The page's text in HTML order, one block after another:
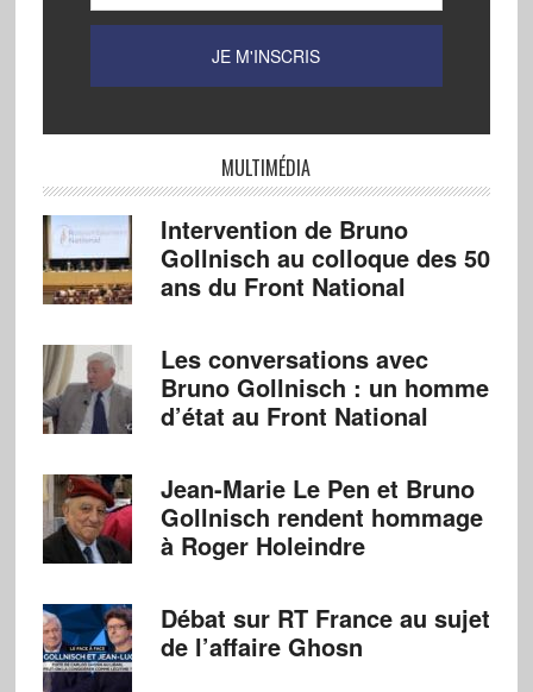
MULTIMÉDIA
Intervention de Bruno
Gollnisch au colloque des 50
ans du Front National
Les conversations avec
Bruno Gollnisch : un homme
d’état au Front National
Jean-Marie Le Pen et Bruno
Gollnisch rendent hommage
à Roger Holeindre
Débat sur RT France au sujet
de l’affaire Ghosn